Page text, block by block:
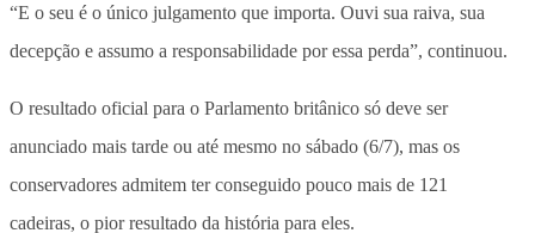
“E o seu é o único julgamento que importa. Ouvi sua raiva, sua
decepção e assumo a responsabilidade por essa perda”, continuou.
O resultado oficial para o Parlamento britânico só deve ser
anunciado mais tarde ou até mesmo no sábado (6/7), mas os
conservadores admitem ter conseguido pouco mais de 121
cadeiras, o pior resultado da história para eles.